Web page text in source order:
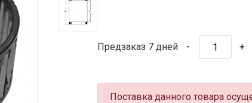
Предзаказ 7 дней - +
Поставка данного товара